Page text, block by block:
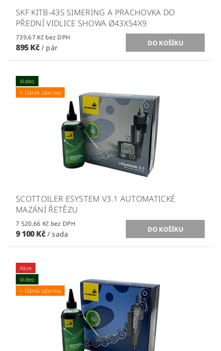
SKF KITB-43S SIMERING A PRACHOVKA DO
PŘEDNÍ VIDLICE SHOWA Ø43X54X9
739,67 Kč bez DPH
895 Kč / pár
Video
+ Dárek zdarma
SCOTTOILER ESYSTEM V3.1 AUTOMATICKÉ
MAZÁNÍ ŘETĚZU
7 520,66 Kč bez DPH
9 100 Kč / sada
Akce
Video
+ Dárek zdarma